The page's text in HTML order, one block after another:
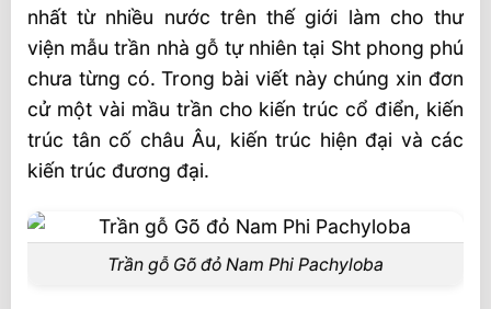
nhất từ nhiều nước trên thế giới làm cho thư
viện mẫu trần nhà gỗ tự nhiên tại Sht phong phú
chưa từng có. Trong bài viết này chúng xin đơn
cử một vài mầu trần cho kiến trúc cổ điển, kiến
trúc tân cố châu Âu, kiến trúc hiện đại và các
kiến trúc đương đại.
Trần gỗ Gõ đỏ Nam Phi Pachyloba